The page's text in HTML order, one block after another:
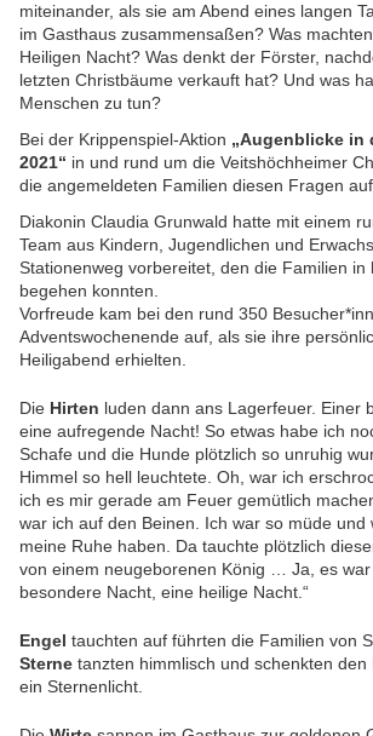
miteinander, als sie am Abend eines langen
im Gasthaus zusammensaßen? Was
Heiligen Nacht? Was denkt der Förster,
letzten Christbäume verkauft hat? Und was
Menschen zu tun?
Bei der Krippenspiel-Aktion „Augenblicke in
2021“ in und rund um die Veitshöchheimer
die angemeldeten Familien diesen Fragen
Diakonin Claudia Grunwald hatte mit einem
Team aus Kindern, Jugendlichen und
Stationenweg vorbereitet, den die Familien in
begehen konnten.
Vorfreude kam bei den rund 350
Adventswochenende auf, als sie ihre
Heiligabend erhielten.
Die Hirten luden dann ans Lagerfeuer. Einer
eine aufregende Nacht! So etwas habe ich
Schafe und die Hunde plötzlich so unruhig
Himmel so hell leuchtete. Oh, war ich
ich es mir gerade am Feuer gemütlich
war ich auf den Beinen. Ich war so müde und
meine Ruhe haben. Da tauchte plötzlich
von einem neugeborenen König … Ja, es
besondere Nacht, eine heilige Nacht.“
Engel tauchten auf führten die Familien von
Sterne tanzten himmlisch und schenkten den
ein Sternenlicht.